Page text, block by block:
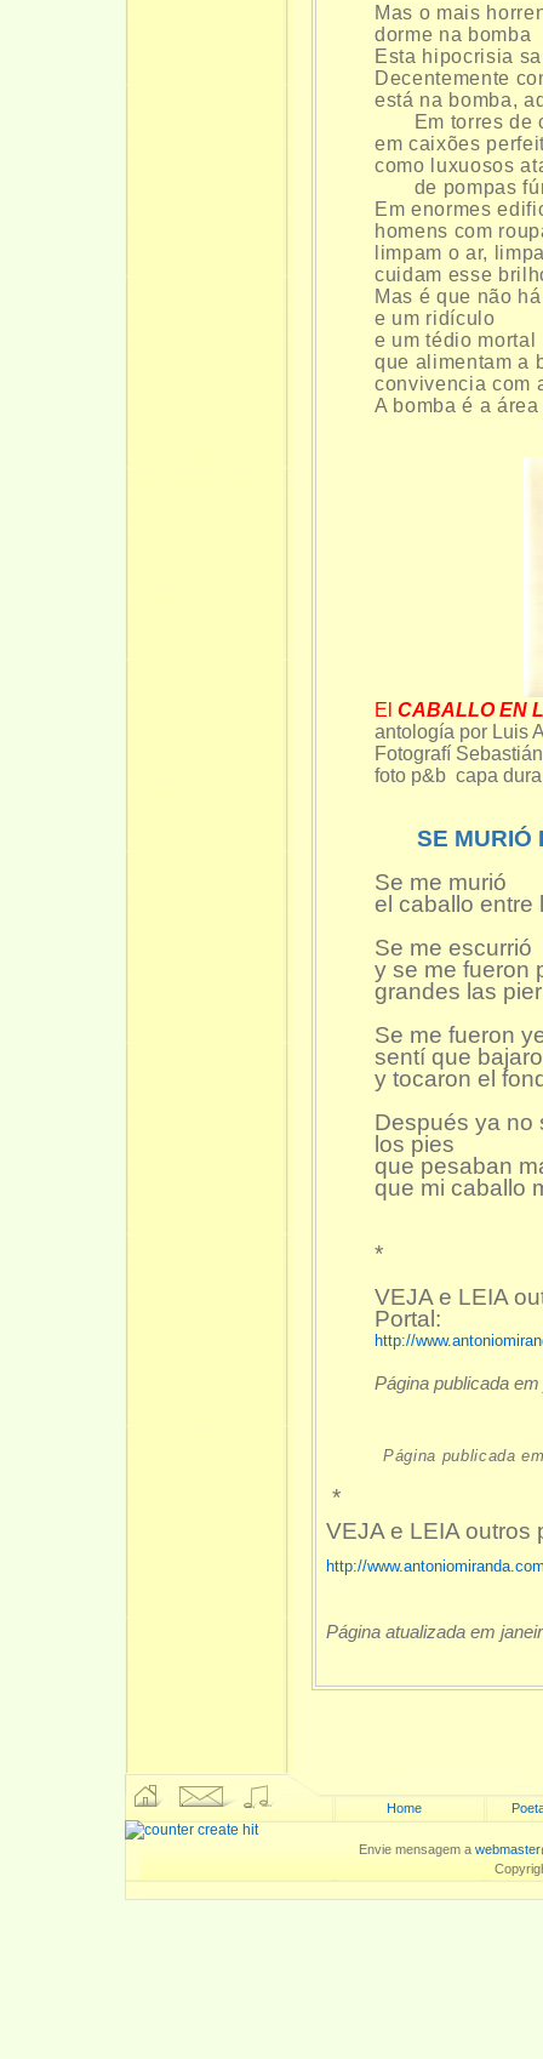
Mas o mais
dorme na bomba
Esta hipocrisia
Decentemente
está na bomba,
Em torres de
em caixões
como luxuosos
de pompas
Em enormes
homens com
limpam o ar,
cuidam esse
Mas é que não
e um ridículo
e um tédio mortal
que alimentam a
convivencia com
A bomba é a
El CABALLO EN
antología por Luis
Fotografí
foto p&b capa
SE MURIÓ
Se me murió
el caballo entre
Se me escurrió
y se me fueron
grandes las
Se me fueron
sentí que
y tocaron el
Después ya no
los pies
que pesaban
que mi caballo
*
VEJA e LEIA
Portal:
http://
Página publicada
Página publicada
*
VEJA e LEIA outros
http://
Página atualizada em
Home
Envie mensagem a